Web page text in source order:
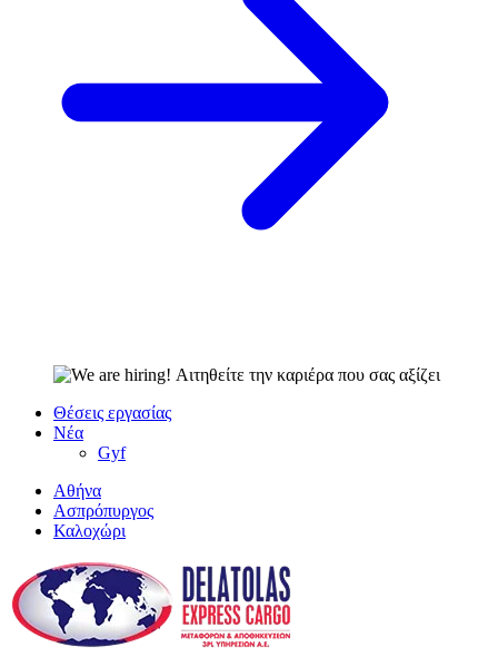
Θέσεις εργασίας
Νέα
Gyf
Αθήνα
Ασπρόπυργος
Καλοχώρι